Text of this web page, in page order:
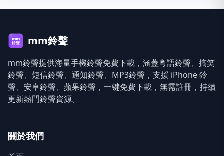
mm鈴聲
mm鈴聲提供海量手機鈴聲免費下載，涵蓋粵語鈴聲、搞笑
鈴聲、短信鈴聲、通知鈴聲、MP3鈴聲，支援 iPhone 鈴
聲、安卓鈴聲、蘋果鈴聲，一键免費下載，無需註冊，持續
更新熱門鈴聲資源。
關於我們